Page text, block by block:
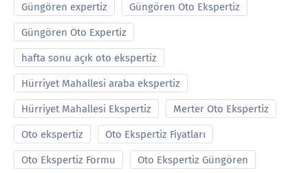
Güngören expertiz Güngören Oto Ekspertiz
Güngören Oto Expertiz
hafta sonu açık oto ekspertiz
Hürriyet Mahallesi araba ekspertiz
Hürriyet Mahallesi Ekspertiz Merter Oto Ekspertiz
Oto ekspertiz Oto Ekspertiz Fiyatları
Oto Ekspertiz Formu Oto Ekspertiz Güngören